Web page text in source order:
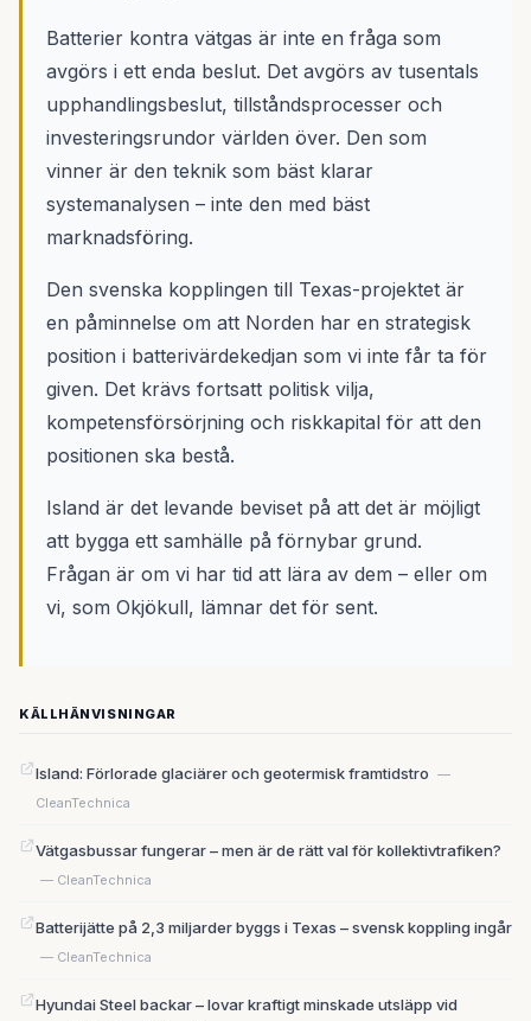
Batterier kontra vätgas är inte en fråga som
avgörs i ett enda beslut. Det avgörs av tusentals
upphandlingsbeslut, tillståndsprocesser och
investeringsrundor världen över. Den som
vinner är den teknik som bäst klarar
systemanalysen – inte den med bäst
marknadsföring.
Den svenska kopplingen till Texas-projektet är
en påminnelse om att Norden har en strategisk
position i batterivärdekedjan som vi inte får ta för
given. Det krävs fortsatt politisk vilja,
kompetensförsörjning och riskkapital för att den
positionen ska bestå.
Island är det levande beviset på att det är möjligt
att bygga ett samhälle på förnybar grund.
Frågan är om vi har tid att lära av dem – eller om
vi, som Okjökull, lämnar det för sent.
KÄLLHÄNVISNINGAR
Island: Förlorade glaciärer och geotermisk framtidstro —
CleanTechnica
Vätgasbussar fungerar – men är de rätt val för kollektivtrafiken?
— CleanTechnica
Batterijätte på 2,3 miljarder byggs i Texas – svensk koppling ingår
— CleanTechnica
Hyundai Steel backar – lovar kraftigt minskade utsläpp vid